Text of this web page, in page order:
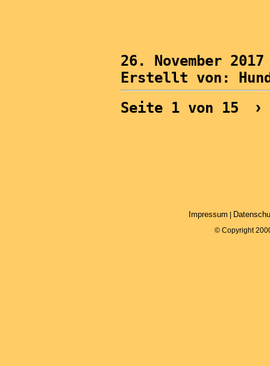
26. November 2017
Erstellt von:
Seite 1 von 15 ›
Impressum
© Copyright